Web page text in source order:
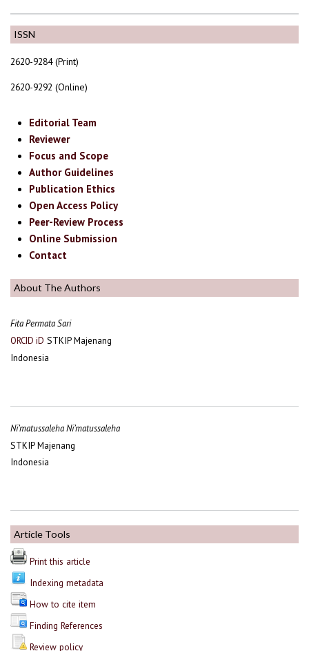
ISSN
2620-9284 (Print)
2620-9292 (Online)
Editorial Team
Reviewer
Focus and Scope
Author Guidelines
Publication Ethics
Open Access Policy
Peer-Review Process
Online Submission
Contact
About The Authors
Fita Permata Sari
ORCID iD STKIP Majenang
Indonesia
Ni’matussaleha Ni’matussaleha
STKIP Majenang
Indonesia
Article Tools
Print this article
Indexing metadata
How to cite item
Finding References
Review policy